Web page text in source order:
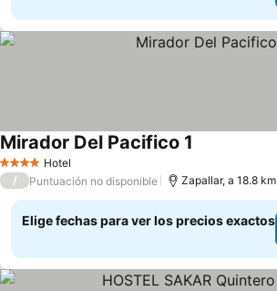
4 EstrellasHotel
Mirador Del Pacifico 1
/ Puntuación no disponible Zapallar, a 18.8
Elige fechas para ver los precios exactos